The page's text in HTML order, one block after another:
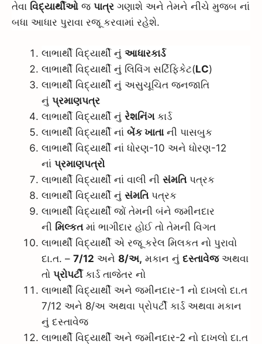
તેવા વિદ્યાર્થીઓ જ પાત્ર ગણાશે અને તેમને નીચે મુજબ નાં
બધા આધાર પુરાવા રજૂ કરવામાં રહેશે.
લાભાર્થી વિદ્યાર્થી નું આધારકાર્ડ
લાભાર્થી વિદ્યાર્થી નું લિવિંગ સર્ટિફિકેટ(LC)
લાભાર્થી વિદ્યાર્થી નું અસુચૂચિત જનજાતિ
નું પ્રમાણપત્ર
લાભાર્થી વિદ્યાર્થી નું રેશનિંગકાર્ડ
લાભાર્થી વિદ્યાર્થી નાં બેંક ખાતાની પાસબુક
લાભાર્થી વિદ્યાર્થી નાં ધોરણ-10 અને ધોરણ-12
નાં પ્રમાણપત્રો
લાભાર્થી વિદ્યાર્થી નાં વાલી ની સંમતિપત્રક
લાભાર્થી વિદ્યાર્થી નું સંમતિપત્રક
લાભાર્થી વિદ્યાર્થી જોં તેમની બંને જમીનદાર
ની મિલ્કતમાં ભાગીદાર હોઈ તો તેમની વિગત
લાભાર્થી વિદ્યાર્થી એ રજૂ કરેલ મિલકત નો પુરાવો
દા.ત. – 7/12 અને 8/અ, મકાન નું દસ્તાવેજઅથવા
તો પ્રોપર્ટીકાર્ડ તાજેતર નો
લાભાર્થી વિદ્યાર્થી અને જમીનદાર-1 નો દાખલો દા.ત
7/12 અને 8/અ અથવા પ્રોપર્ટી કાર્ડ અથવા મકાન
નું દસ્તાવેજ
લાભાર્થી વિદ્યાર્થી અને જમીનદાર-2 નો દાખલો દા.ત